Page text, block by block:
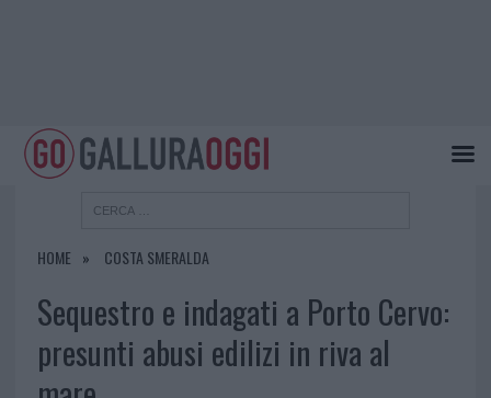
HOME COSTA SMERALDA
Sequestro e indagati a Porto Cervo:
presunti abusi edilizi in riva al